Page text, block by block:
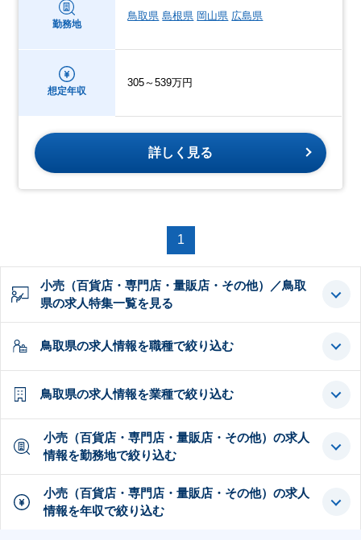
勤務地
鳥取県 島根県 岡山県 広島県
想定年収
305～539万円
詳しく見る
1
小売（百貨店・専門店・量販店・その他）／鳥取
県の求人特集一覧を見る
鳥取県の求人情報を職種で絞り込む
鳥取県の求人情報を業種で絞り込む
小売（百貨店・専門店・量販店・その他）の求人
情報を勤務地で絞り込む
小売（百貨店・専門店・量販店・その他）の求人
情報を年収で絞り込む